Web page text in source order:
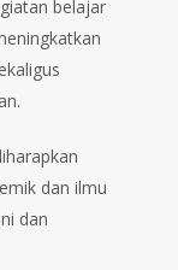
belajar
dan ilmu
dan